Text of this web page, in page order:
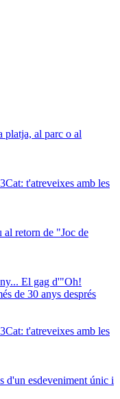
platja, al parc o al
t'atreveixes amb les
retorn de "Joc de
El gag d'"Oh!
de 30 anys després
t'atreveixes amb les
d'un esdeveniment únic i